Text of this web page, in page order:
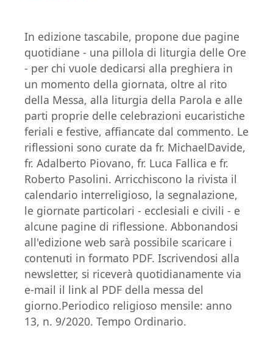
In edizione tascabile, propone due pagine
quotidiane - una pillola di liturgia delle Ore
- per chi vuole dedicarsi alla preghiera in
un momento della giornata, oltre al rito
della Messa, alla liturgia della Parola e alle
parti proprie delle celebrazioni eucaristiche
feriali e festive, affiancate dal commento. Le
riflessioni sono curate da fr. MichaelDavide,
fr. Adalberto Piovano, fr. Luca Fallica e fr.
Roberto Pasolini. Arricchiscono la rivista il
calendario interreligioso, la segnalazione,
le giornate particolari - ecclesiali e civili - e
alcune pagine di riflessione. Abbonandosi
all'edizione web sarà possibile scaricare i
contenuti in formato PDF. Iscrivendosi alla
newsletter, si riceverà quotidianamente via
e-mail il link al PDF della messa del
giorno.Periodico religioso mensile: anno
13, n. 9/2020. Tempo Ordinario.